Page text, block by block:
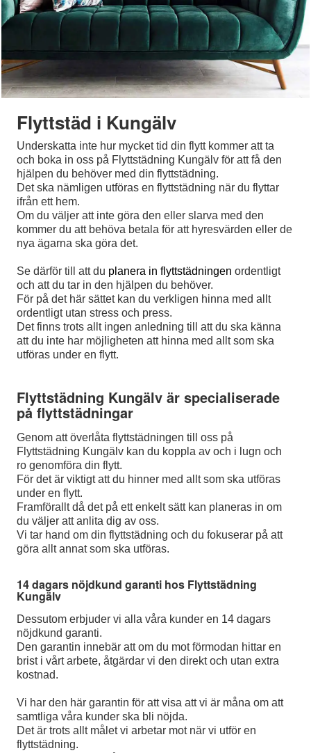
Flyttstäd i Kungälv
Underskatta inte hur mycket tid din flytt kommer att ta
och boka in oss på Flyttstädning Kungälv för att få den
hjälpen du behöver med din flyttstädning.
Det ska nämligen utföras en flyttstädning när du flyttar
ifrån ett hem.
Om du väljer att inte göra den eller slarva med den
kommer du att behöva betala för att hyresvärden eller de
nya ägarna ska göra det.
Se därför till att du planera in flyttstädningen ordentligt
och att du tar in den hjälpen du behöver.
För på det här sättet kan du verkligen hinna med allt
ordentligt utan stress och press.
Det finns trots allt ingen anledning till att du ska känna
att du inte har möjligheten att hinna med allt som ska
utföras under en flytt.
Flyttstädning Kungälv är specialiserade
på flyttstädningar
Genom att överlåta flyttstädningen till oss på
Flyttstädning Kungälv kan du koppla av och i lugn och
ro genomföra din flytt.
För det är viktigt att du hinner med allt som ska utföras
under en flytt.
Framförallt då det på ett enkelt sätt kan planeras in om
du väljer att anlita dig av oss.
Vi tar hand om din flyttstädning och du fokuserar på att
göra allt annat som ska utföras.
14 dagars nöjdkund garanti hos Flyttstädning
Kungälv
Dessutom erbjuder vi alla våra kunder en 14 dagars
nöjdkund garanti.
Den garantin innebär att om du mot förmodan hittar en
brist i vårt arbete, åtgärdar vi den direkt och utan extra
kostnad.
Vi har den här garantin för att visa att vi är måna om att
samtliga våra kunder ska bli nöjda.
Det är trots allt målet vi arbetar mot när vi utför en
flyttstädning.